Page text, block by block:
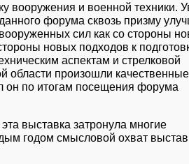
вооружения и военной техники.
форума сквозь призму
сил как со стороны
новых подходов к
аспектам и стрелковой
области произошли качественные
он по итогам посещения форума
выставка затронула многие
годом смысловой охват